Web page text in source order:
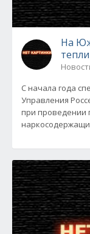
На
С начала года
Управления
при проведении